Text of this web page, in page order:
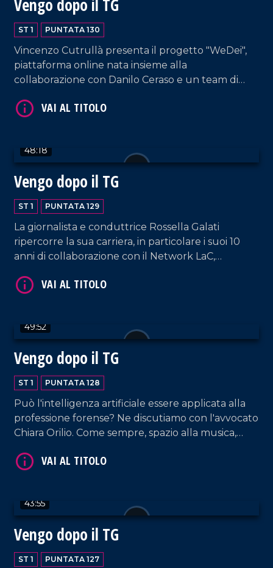
Vengo dopo il TG
ST 1 PUNTATA 130
Vincenzo Cutrullà presenta il progetto "WeDei",
piattaforma online nata insieme alla
collaborazione con Danilo Ceraso e un team di
48:18
Vengo dopo il TG
ST 1 PUNTATA 129
La giornalista e conduttrice Rossella Galati
ripercorre la sua carriera, in particolare i suoi 10
anni di collaborazione con il Network LaC,
video omaggio e gli auguri dell'editore Domenico
49:52
Vengo dopo il TG
ST 1 PUNTATA 128
Può l'intelligenza artificiale essere applicata alla
professione forense? Ne discutiamo con l'avvocato
Chiara Orilio. Come sempre, spazio alla musica,
coppia Cosentino-Pagano. In collegamento, la
43:55
Vengo dopo il TG
ST 1 PUNTATA 127
VAI AL TITOLO
VAI AL TITOLO
VAI AL TITOLO
VAI AL TITOLO